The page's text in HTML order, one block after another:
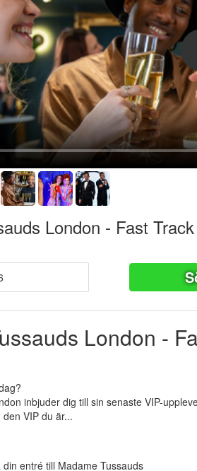
London - Fast
London -
inbjuder dig till sin senaste VIP-
VIP du är...
entré till Madame Tussauds